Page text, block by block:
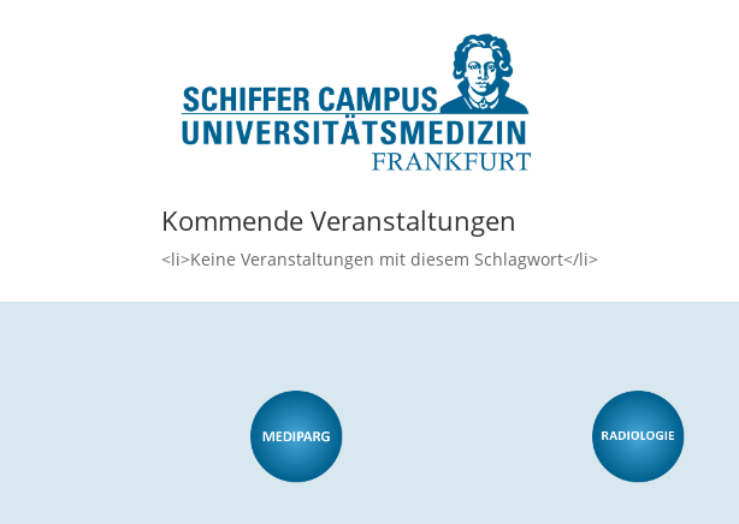
Kommende Veranstaltungen
<li>Keine Veranstaltungen mit diesem Schlagwort</li>